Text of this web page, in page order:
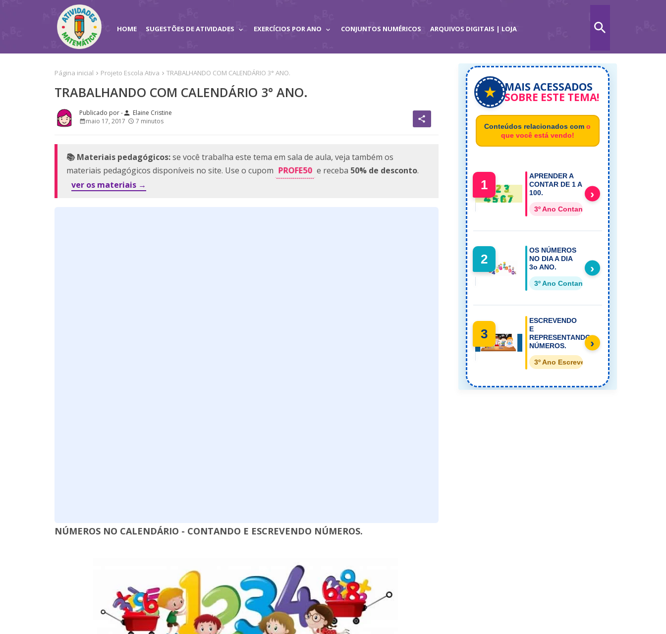
HOME SUGESTÕES DE ATIVIDADES EXERCÍCIOS POR ANO CONJUNTOS NUMÉRICOS ARQUIVOS DIGITAIS | LOJA
Página inicial Projeto Escola Ativa TRABALHANDO COM CALENDÁRIO 3° ANO.
TRABALHANDO COM CALENDÁRIO 3° ANO.
person Elaine Cristine
maio 17, 2017
7 minutos share
📚 Materiais pedagógicos:se você trabalha este tema em sala de aula, veja também os
materiais pedagógicos disponíveis no site. Use o cupom PROFE50 e receba 50% de desconto.
ver os materiais →
NÚMEROS NO CALENDÁRIO - CONTANDO E ESCREVENDO NÚMEROS.
★ MAIS ACESSADOS
SOBRE ESTE TEMA!
Conteúdos relacionados com o
que você está vendo!
1
APRENDER A
CONTAR DE 1 A
100.
3º Ano Contando os números
›
2
OS NÚMEROS
NO DIA A DIA
3o ANO.
3º Ano Contando os números
›
3
ESCREVENDO
E
REPRESENTANDO
NÚMEROS.
3º Ano Escrevendo os números
›